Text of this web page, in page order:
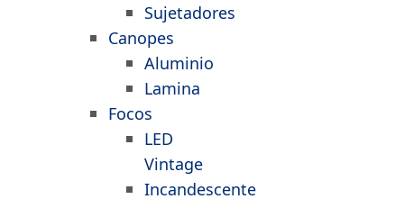
Sujetadores
Canopes
Aluminio
Lamina
Focos
LED
Vintage
Incandescente